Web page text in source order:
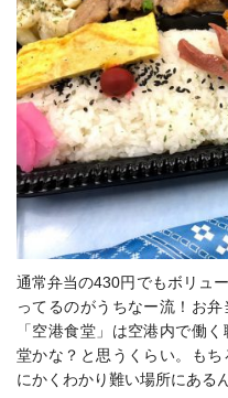
通常弁当の430円でもボリュ
ってるのがうちなー流！お弁
「空港食堂」は空港内で働
堂かな？と思うくらい。も
にかくわかり難い場所にある